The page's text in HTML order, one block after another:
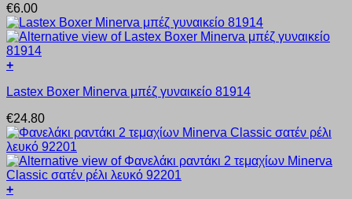
να
επιλεγούν
στη
σελίδα
του
προϊόντος
έχει
πολλαπλές
παραλλαγές.
Οι
επιλογές
να
στη
σελίδα
του
προϊόντος
€6.00
+
το
έχει
πολλαπλές
παραλλαγές.
Οι
επιλογές
μπορούν
Lastex Boxer Minerva μπέζ γυναικείο 81914
€24.80
+